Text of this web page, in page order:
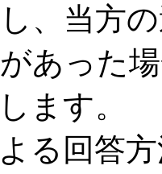
、当方
あった
ます。
る回答方